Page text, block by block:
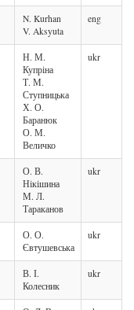
N. Kurhan
V. Aksyuta
eng
Н. М.
Купріна
Т. М.
Ступницька
Х. О.
Баранюк
О. М.
Величко
ukr
О. В.
Нікішина
М. Л.
Тараканов
ukr
О. О.
Євтушевська
ukr
В. І.
Колесник
ukr